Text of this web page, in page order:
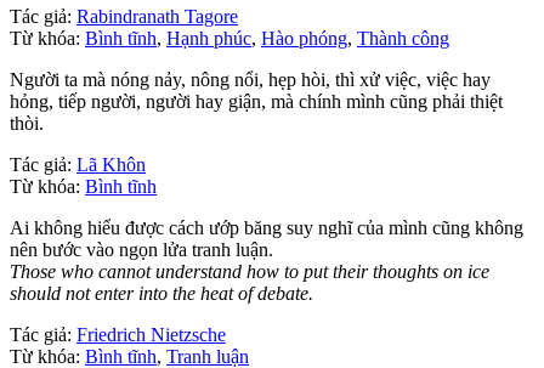
Tác giả: Rabindranath Tagore
Từ khóa: Bình tĩnh, Hạnh phúc, Hào phóng, Thành công
Người ta mà nóng nảy, nông nổi, hẹp hòi, thì xử việc, việc hay
hỏng, tiếp người, người hay giận, mà chính mình cũng phải thiệt
thòi.
Tác giả: Lã Khôn
Từ khóa: Bình tĩnh
Ai không hiểu được cách ướp băng suy nghĩ của mình cũng không
nên bước vào ngọn lửa tranh luận.
Those who cannot understand how to put their thoughts on ice
should not enter into the heat of debate.
Tác giả: Friedrich Nietzsche
Từ khóa: Bình tĩnh, Tranh luận